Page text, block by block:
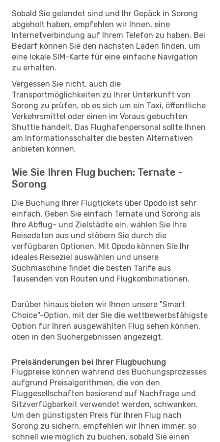
Sobald Sie gelandet sind und Ihr Gepäck in Sorong
abgeholt haben, empfehlen wir Ihnen, eine
Internetverbindung auf Ihrem Telefon zu haben. Bei
Bedarf können Sie den nächsten Laden finden, um
eine lokale SIM-Karte für eine einfache Navigation
zu erhalten.
Vergessen Sie nicht, auch die
Transportmöglichkeiten zu Ihrer Unterkunft von
Sorong zu prüfen, ob es sich um ein Taxi, öffentliche
Verkehrsmittel oder einen im Voraus gebuchten
Shuttle handelt. Das Flughafenpersonal sollte Ihnen
am Informationsschalter die besten Alternativen
anbieten können.
Wie Sie Ihren Flug buchen: Ternate -
Sorong
Die Buchung Ihrer Flugtickets über Opodo ist sehr
einfach. Geben Sie einfach Ternate und Sorong als
Ihre Abflug- und Zielstädte ein, wählen Sie Ihre
Reisedaten aus und stöbern Sie durch die
verfügbaren Optionen. Mit Opodo können Sie Ihr
ideales Reiseziel auswählen und unsere
Suchmaschine findet die besten Tarife aus
Tausenden von Routen und Flugkombinationen.
Darüber hinaus bieten wir Ihnen unsere "Smart
Choice"-Option, mit der Sie die wettbewerbsfähigste
Option für Ihren ausgewählten Flug sehen können,
oben in den Suchergebnissen angezeigt.
Preisänderungen bei Ihrer Flugbuchung
Flugpreise können während des Buchungsprozesses
aufgrund Preisalgorithmen, die von den
Fluggesellschaften basierend auf Nachfrage und
Sitzverfügbarkeit verwendet werden, schwanken.
Um den günstigsten Preis für Ihren Flug nach
Sorong zu sichern, empfehlen wir Ihnen immer, so
schnell wie möglich zu buchen, sobald Sie einen